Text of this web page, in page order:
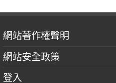
網站著作權聲明
網站安全政策
登入